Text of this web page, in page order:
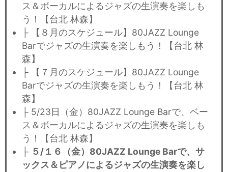
ス＆ボーカルによるジャズの生演奏を楽しも
う！【台北 林森】
├ 【８月のスケジュール】80JAZZ Lounge
Barでジャズの生演奏を楽しもう！【台北 林
森】
├ 【７月のスケジュール】80JAZZ Lounge
Barでジャズの生演奏を楽しもう！【台北 林
森】
├ 5/23日（金）80JAZZ Lounge Barで、ベー
ス＆ボーカルによるジャズの生演奏を楽しも
う！【台北 林森】
├ ５/１６（金）80JAZZ Lounge Barで、サ
ックス＆ピアノによるジャズの生演奏を楽し